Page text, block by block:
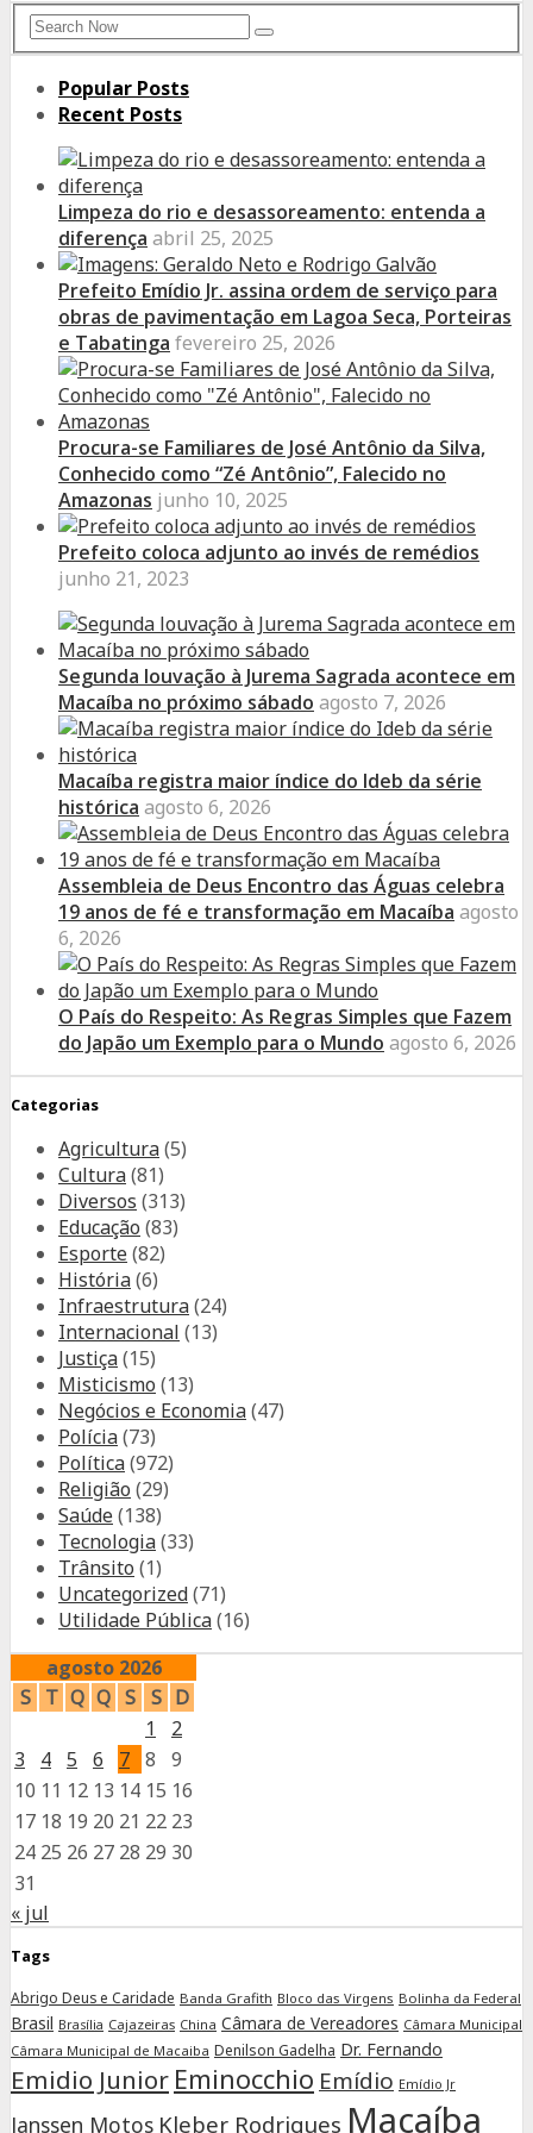
Search
for:
Search
Popular Posts
Recent Posts
Limpeza do rio e desassoreamento: entenda a
diferença abril 25, 2025
Prefeito Emídio Jr. assina ordem de serviço para
obras de pavimentação em Lagoa Seca, Porteiras
e Tabatinga fevereiro 25, 2026
Procura-se Familiares de José Antônio da Silva,
Conhecido como “Zé Antônio”, Falecido no
Amazonas junho 10, 2025
Prefeito coloca adjunto ao invés de remédios
junho 21, 2023
Segunda louvação à Jurema Sagrada acontece em
Macaíba no próximo sábado agosto 7, 2026
Macaíba registra maior índice do Ideb da série
histórica agosto 6, 2026
Assembleia de Deus Encontro das Águas celebra
19 anos de fé e transformação em Macaíba agosto
6, 2026
O País do Respeito: As Regras Simples que Fazem
do Japão um Exemplo para o Mundo agosto 6, 2026
Categorias
Agricultura(5)
Cultura(81)
Diversos (313)
Educação (83)
Esporte(82)
História(6)
Infraestrutura(24)
Internacional (13)
Justiça(15)
Misticismo (13)
Negócios e Economia(47)
Polícia(73)
Política(972)
Religião (29)
Saúde(138)
Tecnologia(33)
Trânsito (1)
Uncategorized(71)
Utilidade Pública(16)
agosto 2026
S
T Q Q S S D
1
2
3
4 5 6 7 8
9
10 11 12 13 14 15 16
17 18 19 20 21 22 23
24 25 26 27 28 29 30
31
« jul
Tags
Abrigo Deus e Caridade Banda Grafith Bloco das Virgens Bolinha da Federal
Brasil Brasília Cajazeiras China Câmara de Vereadores Câmara Municipal
Câmara Municipal de Macaiba Denilson Gadelha Dr. Fernando
Emidio Junior Eminocchio Emídio Emídio Jr
Janssen Motos Kleber Rodrigues Macaíba